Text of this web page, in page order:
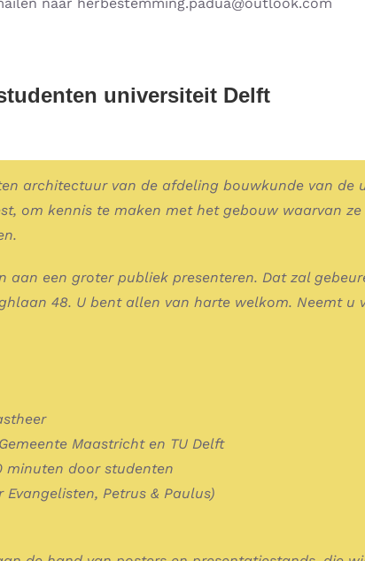
universiteit Delft
architectuur van de afdeling bouwkunde van de
om kennis te maken met het gebouw waarvan
aan een groter publiek presenteren. Dat zal
48. U bent allen van harte welkom. Neemt u
Maastricht en TU Delft
minuten door studenten
Petrus & Paulus)